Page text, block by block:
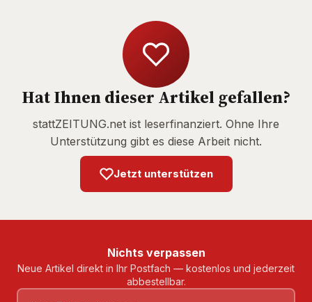
Hat Ihnen dieser Artikel gefallen?
stattZEITUNG.net ist leserfinanziert. Ohne Ihre
Unterstützung gibt es diese Arbeit nicht.
Jetzt unterstützen
Nichts verpassen
Neue Artikel direkt in Ihr Postfach — kostenlos und jederzeit
abbestellbar.